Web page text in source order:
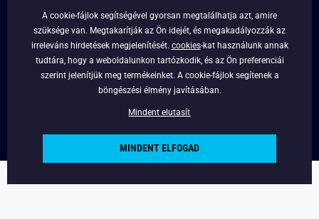
info@legyferfi.hu
FONTOS INFORMÁCIÓK
RÓLUNK
A cookie-fájlok segítségével gyorsan megtalálhatja azt, amire
szüksége van. Megtakarítják az Ön idejét, és megakadályozzák az
irreleváns hirdetések megjelenítését. cookies-kat használunk annak
tudtára, hogy a weboldalunkon tartózkodik, és az Ön preferenciái
szerint jelenítjük meg termékeinket. A cookie-fájlok segítenek a
böngészési élmény javításában.
Mindent elutasít
MINDENT ELFOGAD